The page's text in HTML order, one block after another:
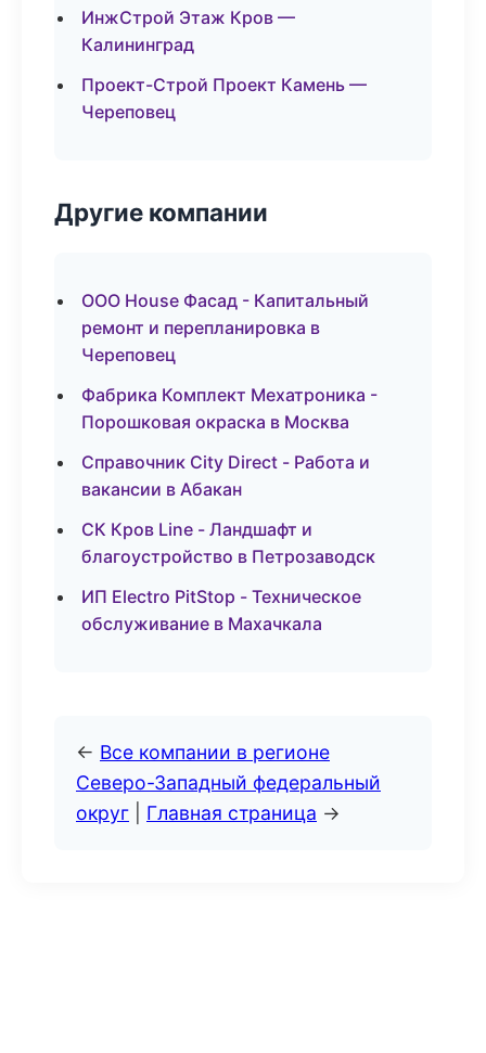
ИнжСтрой Этаж Кров —
Калининград
Проект-Строй Проект Камень —
Череповец
Другие компании
ООО House Фасад - Капитальный
ремонт и перепланировка в
Череповец
Фабрика Комплект Мехатроника -
Порошковая окраска в Москва
Справочник City Direct - Работа и
вакансии в Абакан
СК Кров Line - Ландшафт и
благоустройство в Петрозаводск
ИП Electro PitStop - Техническое
обслуживание в Махачкала
← Все компании в регионе
Северо-Западный федеральный
округ
Главная страница →